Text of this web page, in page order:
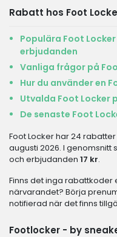
Rabatt hos Foot
Populära Foot
erbjudanden
Vanliga frågor på
Hur du använder en
Utvalda Foot Locker
De senaste Foot
Foot Locker har 24
augusti 2026. I
och erbjudanden 17 kr.
Finns det inga
närvarandet? Börja
notifierad när det finns
Footlocker - by